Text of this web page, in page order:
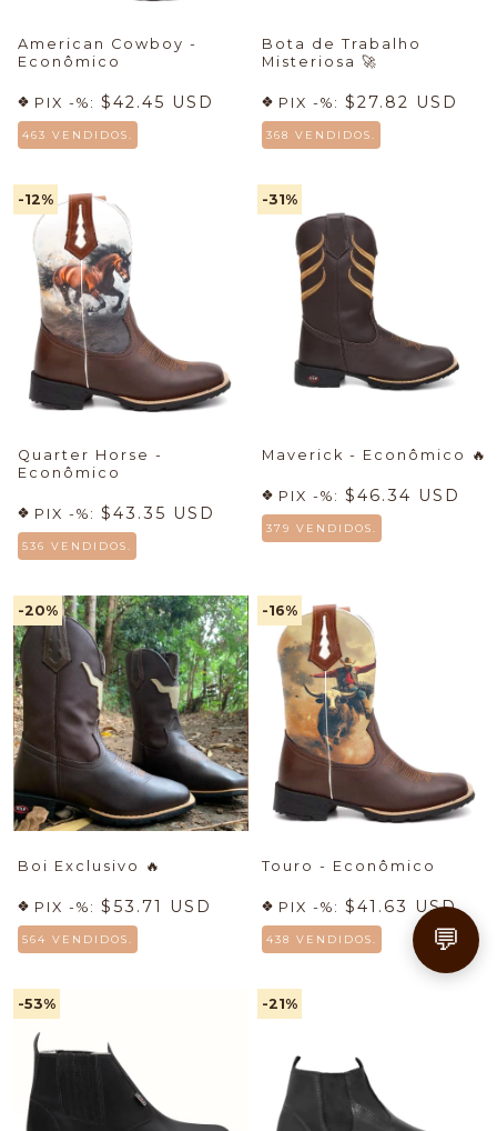
American Cowboy -
Econômico
PIX -%: $42.45 USD
463 VENDIDOS.
Bota de Trabalho
Misteriosa 🚀
PIX -%: $27.82 USD
368 VENDIDOS.
-12%
Quarter Horse -
Econômico
PIX -%: $43.35 USD
536 VENDIDOS.
-31%
Maverick - Econômico 🔥
PIX -%: $46.34 USD
379 VENDIDOS.
-20%
Boi Exclusivo 🔥
PIX -%: $53.71 USD
564 VENDIDOS.
-16%
Touro - Econômico
PIX -%: $41.63 USD
438 VENDIDOS.
-53% -21%
💬